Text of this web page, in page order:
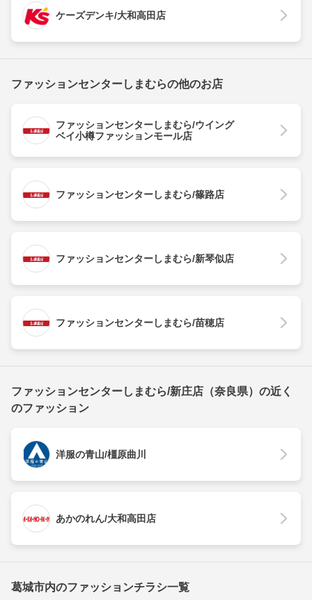
ケーズデンキ/大和高田店
ファッションセンターしまむらの他のお店
ファッションセンターしまむら/ウイング
ベイ小樽ファッションモール店
ファッションセンターしまむら/篠路店
ファッションセンターしまむら/新琴似店
ファッションセンターしまむら/苗穂店
ファッションセンターしまむら/新庄店（奈良県）の近く
のファッション
洋服の青山/橿原曲川
あかのれん/大和高田店
葛城市内のファッションチラシ一覧